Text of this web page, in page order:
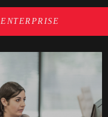
ENTERPRISE
CULTURE